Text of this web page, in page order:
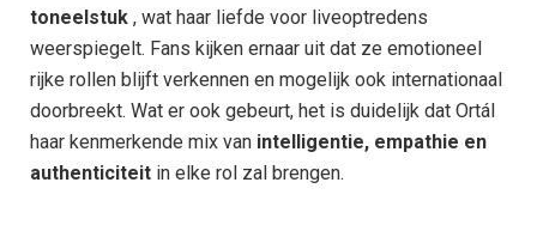
toneelstuk , wat haar liefde voor liveoptredens
weerspiegelt. Fans kijken ernaar uit dat ze emotioneel
rijke rollen blijft verkennen en mogelijk ook internationaal
doorbreekt. Wat er ook gebeurt, het is duidelijk dat Ortál
haar kenmerkende mix van intelligentie, empathie en
authenticiteit in elke rol zal brengen.